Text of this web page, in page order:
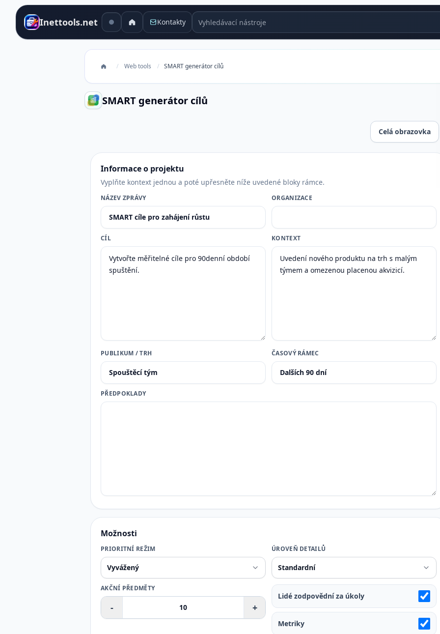
Inettools.net Kontakty Vyhledávací nástroje
/ Web tools / SMART generátor cílů
SMART generátor cílů
Celá obrazovka
Informace o projektu
Vyplňte kontext jednou a poté upřesněte níže uvedené bloky rámce.
NÁZEV ZPRÁVY ORGANIZACE
CÍL KONTEXT
PUBLIKUM / TRH ČASOVÝ RÁMEC
PŘEDPOKLADY
Možnosti
PRIORITNÍ REŽIM ÚROVEŇ DETAILŮ
AKČNÍ PŘEDMĚTY
- +
Lidé zodpovědní za úkoly
Metriky